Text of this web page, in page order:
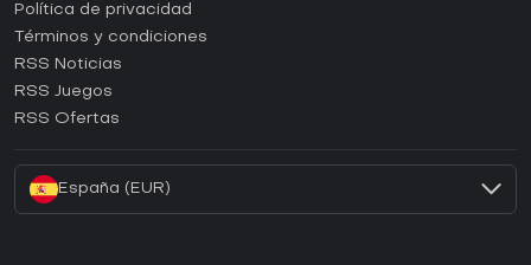
¿Cómo activar una CD Key de Epic Games?
¿Cómo activar una CD Key de GOG?
¿Cómo activar una CD Key de Ubisoft Connect?
Política de privacidad
Términos y condiciones
RSS Noticias
RSS Juegos
RSS Ofertas
España (EUR)